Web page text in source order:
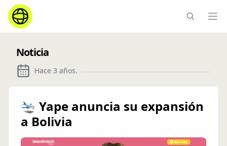
Noticia
Hace 3 años.
🛬 Yape anuncia su expansión
a Bolivia